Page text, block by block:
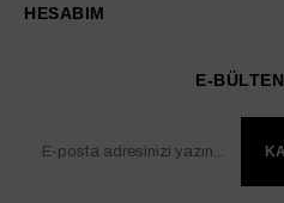
HESABIM
E-